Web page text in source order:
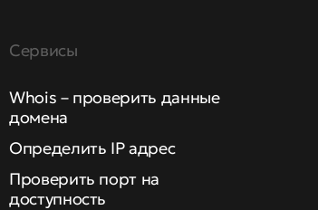
Сервисы
Whois – проверить данные
домена
Определить IP адрес
Проверить порт на
доступность